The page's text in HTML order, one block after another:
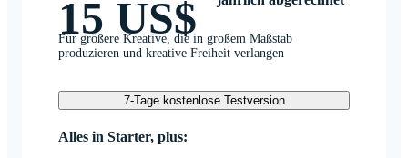
15 US$
Für größere Kreative, die in großem Maßstab
produzieren und kreative Freiheit verlangen
7-Tage kostenlose Testversion
Alles in Starter, plus: